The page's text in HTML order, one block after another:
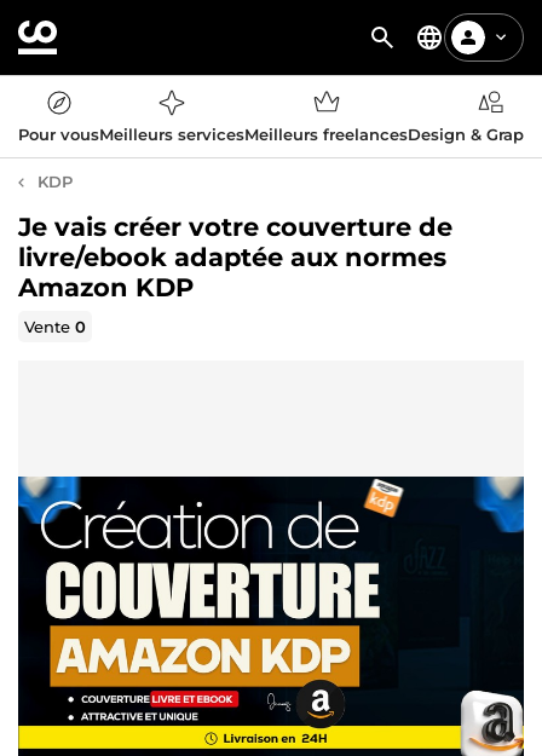
Pour vousMeilleurs servicesMeilleurs freelancesDesign &
KDP
Je vais créer votre couverture de
livre/ebook adaptée aux normes
Amazon KDP
Vente0